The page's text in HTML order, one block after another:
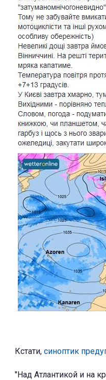
Кстати, синоптик
"Над Атлантикой и на